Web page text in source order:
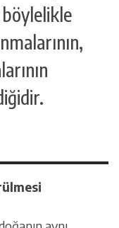
böylelikle